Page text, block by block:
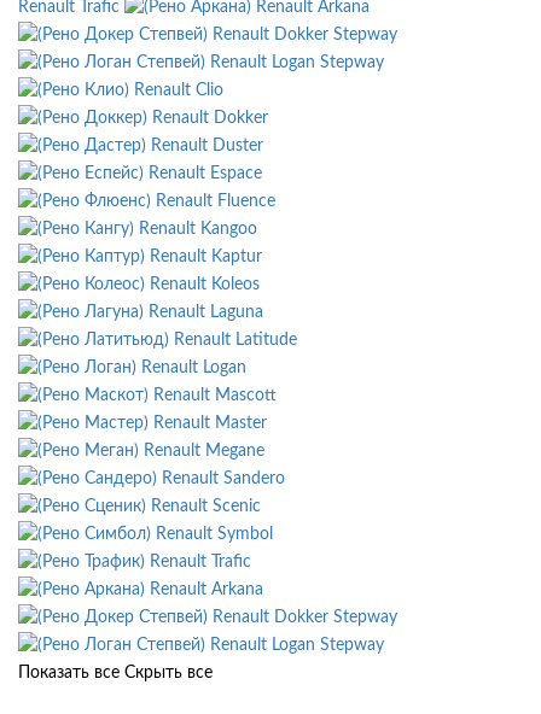
Renault Trafic
Renault Arkana
Renault Dokker Stepway
Renault Logan Stepway
Renault Clio
Renault Dokker
Renault Duster
Renault Espace
Renault Fluence
Renault Kangoo
Renault Kaptur
Renault Koleos
Renault Laguna
Renault Latitude
Renault Logan
Renault Mascott
Renault Master
Renault Megane
Renault Sandero
Renault Scenic
Renault Symbol
Renault Trafic
Renault Arkana
Renault Dokker Stepway
Renault Logan Stepway
Показать все Скрыть все